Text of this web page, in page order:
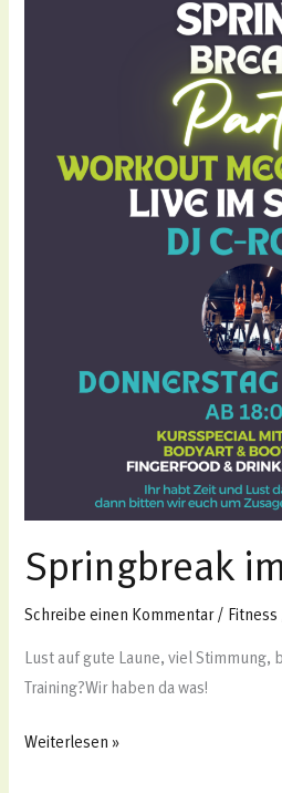
Springbreak
Schreibe einen Kommentar / Fitness
Lust auf gute Laune, viel
Training?Wir haben da was!
Weiterlesen »